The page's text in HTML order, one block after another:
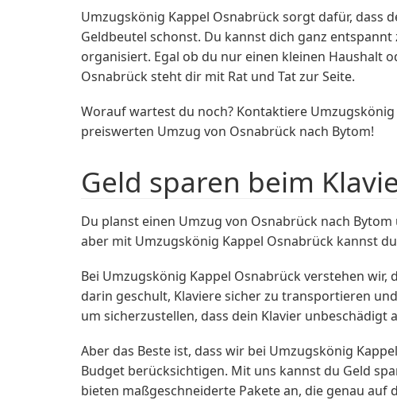
Umzugskönig Kappel Osnabrück sorgt dafür, dass
Geldbeutel schonst. Du kannst dich ganz
organisiert. Egal ob du nur einen kleinen Haushalt
Osnabrück steht dir mit Rat und Tat zur Seite.
Worauf wartest du noch? Kontaktiere
preiswerten Umzug von Osnabrück nach Bytom!
Geld sparen beim
Du planst einen Umzug von Osnabrück nach
aber mit Umzugskönig Kappel Osnabrück kannst
Bei Umzugskönig Kappel Osnabrück verstehen
darin geschult, Klaviere sicher zu transportieren
um sicherzustellen, dass dein Klavier unbeschädigt
Aber das Beste ist, dass wir bei Umzugskönig
Budget berücksichtigen. Mit uns kannst du Geld
bieten maßgeschneiderte Pakete an, die genau auf